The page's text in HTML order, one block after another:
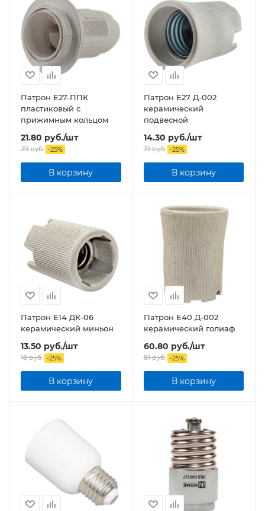
Патрон Е27-ППК
пластиковый с
прижимным кольцом
21.80 руб./шт
29руб. -25%
В корзину
Патрон Е27 Д-002
керамический
подвесной
14.30 руб./шт
19руб. -25%
В корзину
Патрон Е14 ДК-06
керамический миньон
13.50 руб./шт
18руб. -25%
В корзину
Патрон Е40 Д-002
керамический голиаф
60.80 руб./шт
81руб. -25%
В корзину